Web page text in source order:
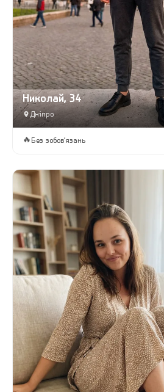
Николай, 34
Дніпро
🔥 Без зобов’язань